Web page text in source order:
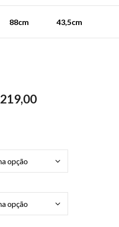
88cm 43,5cm
219,00